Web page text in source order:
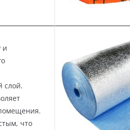
и
слой.
что